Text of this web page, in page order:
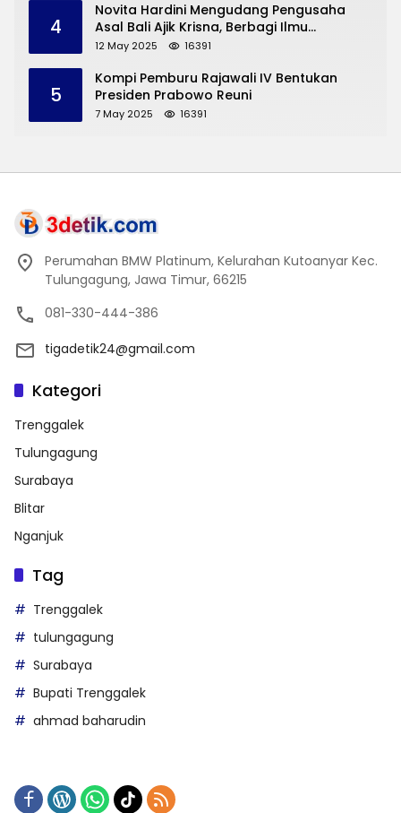
4
Novita Hardini Mengudang Pengusaha
Asal Bali Ajik Krisna, Berbagi Ilmu
Pengembangan Pariwisata dan UMKM
12 May 2025 16391
5
Kompi Pemburu Rajawali IV Bentukan
Presiden Prabowo Reuni
7 May 2025 16391
Perumahan BMW Platinum, Kelurahan Kutoanyar Kec.
Tulungagung, Jawa Timur, 66215
081-330-444-386
tigadetik24@gmail.com
Kategori
Trenggalek
Tulungagung
Surabaya
Blitar
Nganjuk
Tag
Trenggalek
tulungagung
Surabaya
Bupati Trenggalek
ahmad baharudin